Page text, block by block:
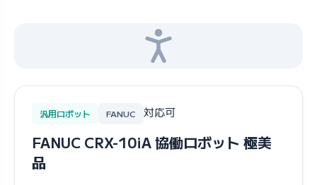
汎用ロボット FANUC 対応可
FANUC CRX-10iA 協働ロボット 極美
品